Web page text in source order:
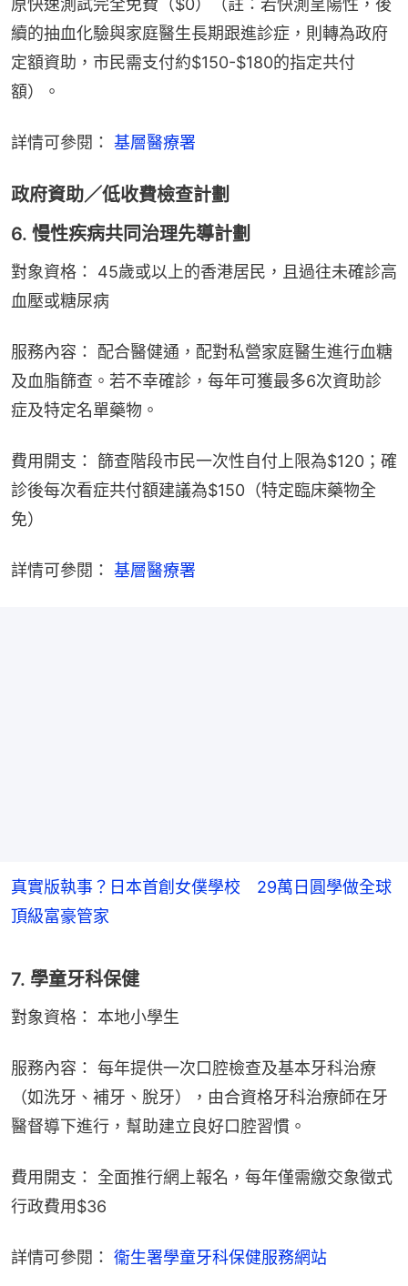
續的抽血化驗與家庭醫生長期跟進診症，則轉為政府
定額資助，市民需支付約$150-$180的指定共付
額）。
詳情可參閱： 基層醫療署
政府資助／低收費檢查計劃
6. 慢性疾病共同治理先導計劃
對象資格： 45歲或以上的香港居民，且過往未確診高
血壓或糖尿病
服務內容： 配合醫健通，配對私營家庭醫生進行血糖
及血脂篩查。若不幸確診，每年可獲最多6次資助診
症及特定名單藥物。
費用開支： 篩查階段市民一次性自付上限為$120；確
診後每次看症共付額建議為$150（特定臨床藥物全
免）
詳情可參閱： 基層醫療署
真實版執事？日本首創女僕學校 29萬日圓學做全球
頂級富豪管家
7. 學童牙科保健
對象資格： 本地小學生
服務內容： 每年提供一次口腔檢查及基本牙科治療
（如洗牙、補牙、脫牙），由合資格牙科治療師在牙
醫督導下進行，幫助建立良好口腔習慣。
費用開支： 全面推行網上報名，每年僅需繳交象徵式
行政費用$36
詳情可參閱： 衞生署學童牙科保健服務網站